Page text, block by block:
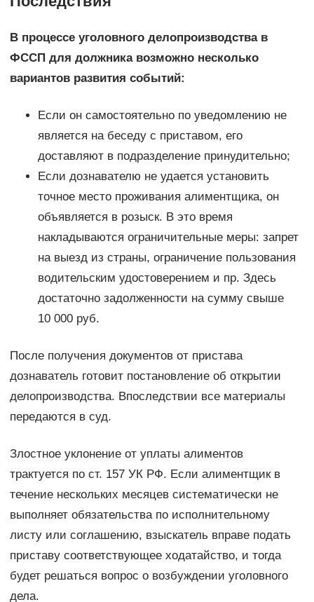
В процессе уголовного делопроизводства в
ФССП для должника возможно несколько
вариантов развития событий:
Если он самостоятельно по уведомлению не
является на беседу с приставом, его
доставляют в подразделение принудительно;
Если дознавателю не удается установить
точное место проживания алиментщика, он
объявляется в розыск. В это время
накладываются ограничительные меры: запрет
на выезд из страны, ограничение пользования
водительским удостоверением и пр. Здесь
достаточно задолженности на сумму свыше
10 000 руб.
После получения документов от пристава
дознаватель готовит постановление об открытии
делопроизводства. Впоследствии все материалы
передаются в суд.
Злостное уклонение от уплаты алиментов
трактуется по ст. 157 УК РФ. Если алиментщик в
течение нескольких месяцев систематически не
выполняет обязательства по исполнительному
листу или соглашению, взыскатель вправе подать
приставу соответствующее ходатайство, и тогда
будет решаться вопрос о возбуждении уголовного
дела.